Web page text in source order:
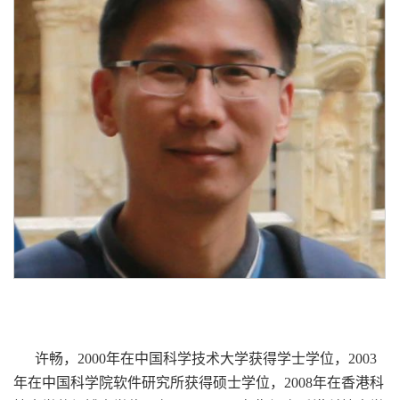
许畅，2000年在中国科学技术大学获得学士学位，2003
年在中国科学院软件研究所获得硕士学位，2008年在香港科